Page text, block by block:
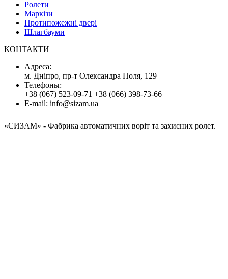
Ролети
Маркізи
Протипожежні двері
Шлагбауми
КОНТАКТИ
Адресa:
м. Дніпро, пр-т Олександра Поля, 129
Телефоны:
+38 (067) 523-09-71 +38 (066) 398-73-66
E-mail: info@sizam.ua
«СИЗАМ» - Фабрика автоматичних воріт та захисних ролет.